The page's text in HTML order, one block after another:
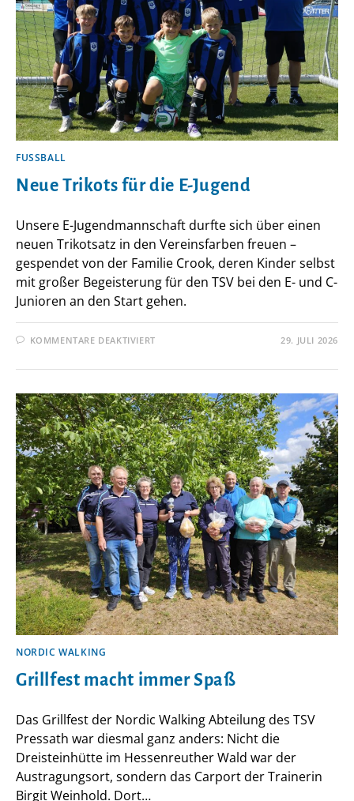
FUSSBALL
Neue Trikots für die E-Jugend
Unsere E-Jugendmannschaft durfte sich über einen
neuen Trikotsatz in den Vereinsfarben freuen –
gespendet von der Familie Crook, deren Kinder selbst
mit großer Begeisterung für den TSV bei den E- und C-
Junioren an den Start gehen.
KOMMENTARE DEAKTIVIERTFÜR
FÜR
E-
JUGEND
29. JULI 2026
NORDIC WALKING
Grillfest macht immer Spaß
Das Grillfest der Nordic Walking Abteilung des TSV
Pressath war diesmal ganz anders: Nicht die
Dreisteinhütte im Hessenreuther Wald war der
Austragungsort, sondern das Carport der Trainerin
Birgit Weinhold. Dort…